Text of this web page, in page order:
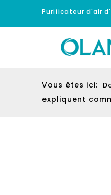
Purificateur d'air
Vous êtes ici:
expliquent